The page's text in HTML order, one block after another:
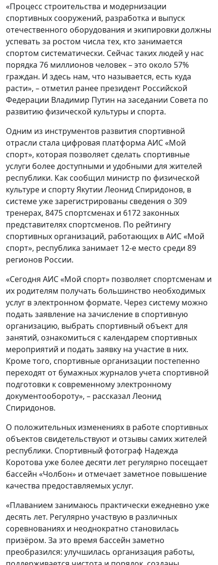
«Процесс строительства и модернизации
спортивных сооружений, разработка и выпуск
отечественного оборудования и экипировки должны
успевать за ростом числа тех, кто занимается
спортом систематически. Сейчас таких людей у нас
порядка 76 миллионов человек – это около 57%
граждан. И здесь нам, что называется, есть куда
расти», – отметил ранее президент Российской
Федерации Владимир Путин на заседании Совета по
развитию физической культуры и спорта.
Одним из инструментов развития спортивной
отрасли стала цифровая платформа АИС «Мой
спорт», которая позволяет сделать спортивные
услуги более доступными и удобными для жителей
республики. Как сообщил министр по физической
культуре и спорту Якутии Леонид Спиридонов, в
системе уже зарегистрированы сведения о 309
тренерах, 8475 спортсменах и 6172 законных
представителях спортсменов. По рейтингу
спортивных организаций, работающих в АИС «Мой
спорт», республика занимает 12-е место среди 89
регионов России.
«Сегодня АИС «Мой спорт» позволяет спортсменам и
их родителям получать большинство необходимых
услуг в электронном формате. Через систему можно
подать заявление на зачисление в спортивную
организацию, выбрать спортивный объект для
занятий, ознакомиться с календарем спортивных
мероприятий и подать заявку на участие в них.
Кроме того, спортивные организации постепенно
переходят от бумажных журналов учета спортивной
подготовки к современному электронному
документообороту», – рассказал Леонид
Спиридонов.
О положительных изменениях в работе спортивных
объектов свидетельствуют и отзывы самих жителей
республики. Спортивный фотограф Надежда
Коротова уже более десяти лет регулярно посещает
бассейн «Чолбон» и отмечает заметное повышение
качества предоставляемых услуг.
«Плаванием занимаюсь практически ежедневно уже
десять лет. Регулярно участвую в различных
соревнованиях и неоднократно становилась
призёром. За это время бассейн заметно
преобразился: улучшилась организация работы,